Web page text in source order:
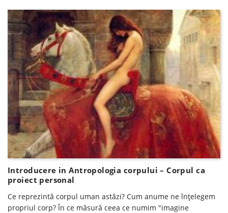
Introducere in Antropologia corpului – Corpul ca
proiect personal
Ce reprezintă corpul uman astăzi? Cum anume ne înțelegem
propriul corp? În ce măsură ceea ce numim "imagine